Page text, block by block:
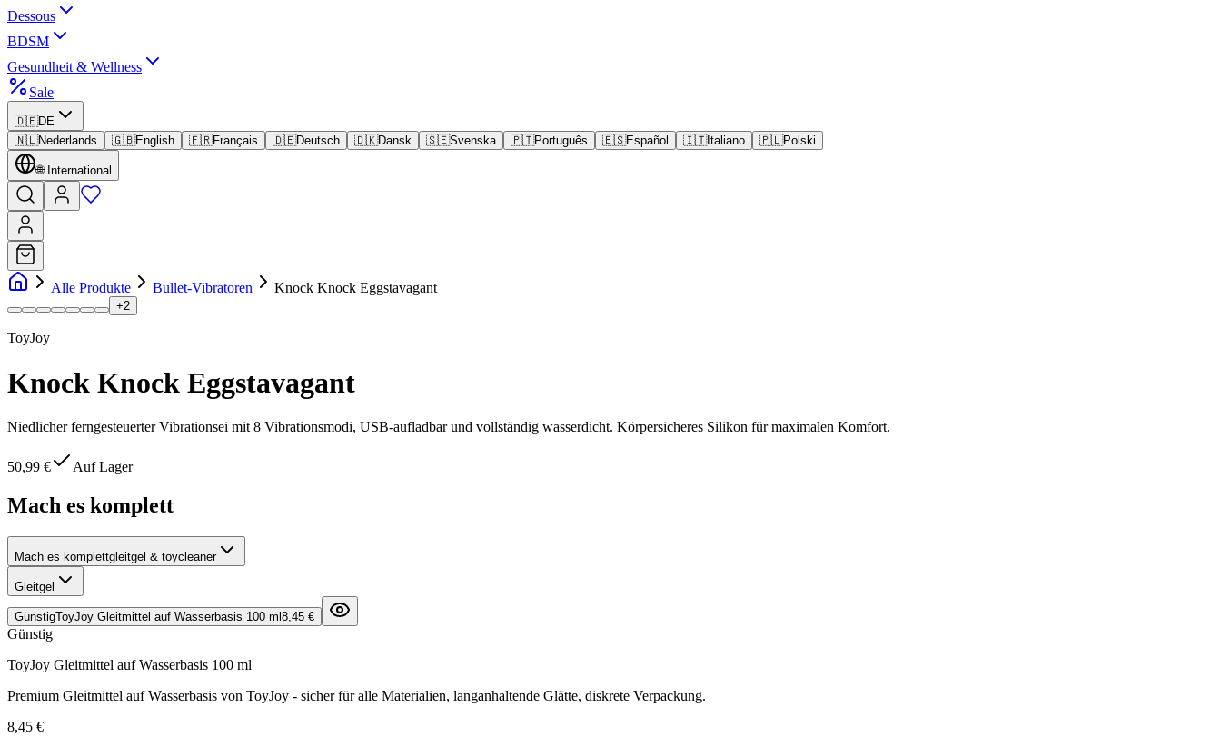
Dessous
BDSM
Gesundheit & Wellness
Sale
🇩🇪DE
🇳🇱Nederlands 🇬🇧English 🇫🇷Français 🇩🇪Deutsch 🇩🇰Dansk 🇸🇪Svenska 🇵🇹Português 🇪🇸Español 🇮🇹Italiano 🇵🇱Polski
🌐 International
Alle Produkte Bullet-Vibratoren Knock Knock Eggstavagant
+2
ToyJoy
Knock Knock Eggstavagant
Niedlicher ferngesteuerter Vibrationsei mit 8 Vibrationsmodi, USB-aufladbar und vollständig wasserdicht. Körpersicheres Silikon für maximalen Komfort.
50,99 € Auf Lager
Mach es komplett
Mach es komplettgleitgel & toycleaner
Gleitgel
GünstigToyJoy Gleitmittel auf Wasserbasis 100 ml 8,45 €
Günstig
ToyJoy Gleitmittel auf Wasserbasis 100 ml
Premium Gleitmittel auf Wasserbasis von ToyJoy - sicher für alle Materialien, langanhaltende Glätte, diskrete Verpackung.
8,45 €